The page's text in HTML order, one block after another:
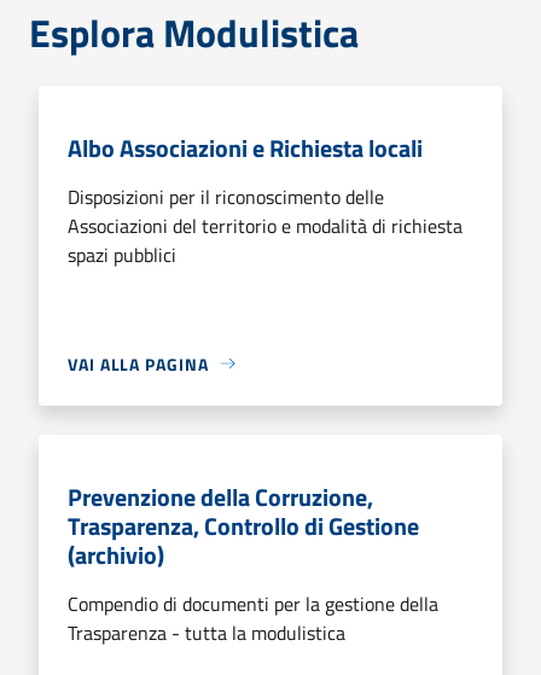
Esplora Modulistica
Albo Associazioni e Richiesta locali
Disposizioni per il riconoscimento delle
Associazioni del territorio e modalità di richiesta
spazi pubblici
VAI ALLA PAGINA
Prevenzione della Corruzione,
Trasparenza, Controllo di Gestione
(archivio)
Compendio di documenti per la gestione della
Trasparenza - tutta la modulistica